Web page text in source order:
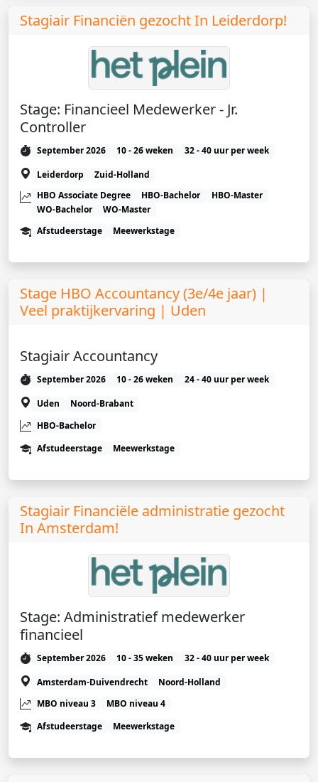
Stagiair Financiën gezocht In Leiderdorp!
Stage: Financieel Medewerker - Jr.
Controller
September 2026 10 - 26 weken
32 - 40 uur per week
Leiderdorp
Zuid-Holland
HBO Associate Degree
HBO-Bachelor
HBO-Master
WO-Bachelor
WO-Master
Afstudeerstage
Meewerkstage
Stage HBO Accountancy (3e/4e jaar) |
Veel praktijkervaring | Uden
Stagiair Accountancy
September 2026 10 - 26 weken
24 - 40 uur per week
Uden
Noord-Brabant
HBO-Bachelor
Afstudeerstage
Meewerkstage
Stagiair Financiële administratie gezocht
In Amsterdam!
Stage: Administratief medewerker
financieel
September 2026 10 - 35 weken
32 - 40 uur per week
Amsterdam-Duivendrecht
Noord-Holland
MBO niveau 3
MBO niveau 4
Afstudeerstage
Meewerkstage